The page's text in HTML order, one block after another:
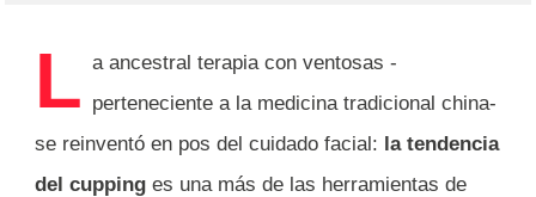
L a ancestral terapia con ventosas -
perteneciente a la medicina tradicional china-
se reinventó en pos del cuidado facial: la tendencia
del cupping es una más de las herramientas de